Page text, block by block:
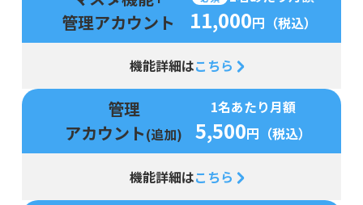
管理アカウント
11,000円（税込）
機能詳細はこちら
管理
アカウント(追加)
1名あたり月額
5,500円（税込）
機能詳細はこちら